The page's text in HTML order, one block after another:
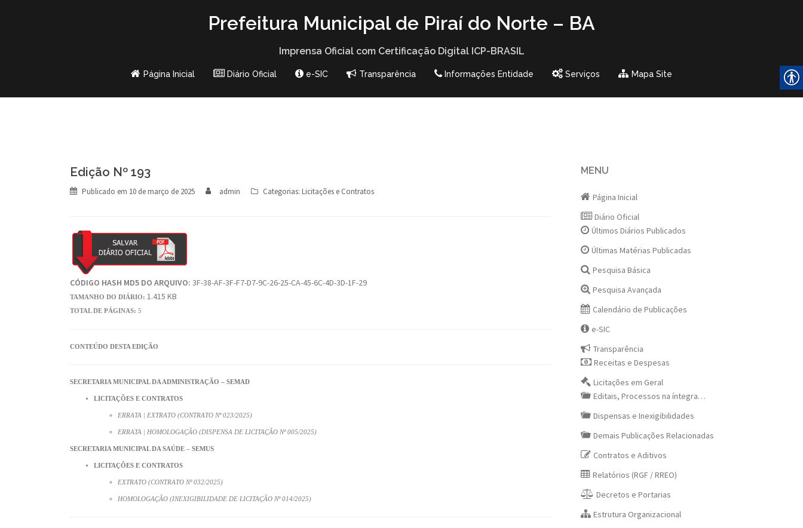
Prefeitura Municipal de Piraí do Norte – BA
Imprensa Oficial com Certificação Digital ICP-BRASIL
Página Inicial Diário Oficial e-SIC Transparência Informações Entidade Serviços Mapa Site
Edição Nº 193
Publicado em 10 de março de 2025 admin Categorias: Licitações e Contratos
CÓDIGO HASH MD5 DO ARQUIVO: 3F-38-AF-3F-F7-D7-9C-26-25-CA-45-6C-4D-3D-1F-29
TAMANHO DO DIÁRIO: 1.415 KB
TOTAL DE PÁGINAS: 5
CONTEÚDO DESTA EDIÇÃO
SECRETARIA MUNICIPAL DA ADMINISTRAÇÃO – SEMAD
LICITAÇÕES E CONTRATOS
ERRATA | EXTRATO (CONTRATO Nº 023/2025)
ERRATA | HOMOLOGAÇÃO (DISPENSA DE LICITAÇÃO Nº 005/2025)
SECRETARIA MUNICIPAL DA SAÚDE – SEMUS
LICITAÇÕES E CONTRATOS
EXTRATO (CONTRATO Nº 032/2025)
HOMOLOGAÇÃO (INEXIGIBILIDADE DE LICITAÇÃO Nº 014/2025)
MENU
Página Inicial
Diário Oficial
Últimos Diários Publicados
Últimas Matérias Publicadas
Pesquisa Básica
Pesquisa Avançada
Calendário de Publicações
e-SIC
Transparência
Receitas e Despesas
Licitações em Geral
Editais, Processos na íntegra…
Dispensas e Inexigibilidades
Demais Publicações Relacionadas
Contratos e Aditivos
Relatórios (RGF / RREO)
Decretos e Portarias
Estrutura Organizacional